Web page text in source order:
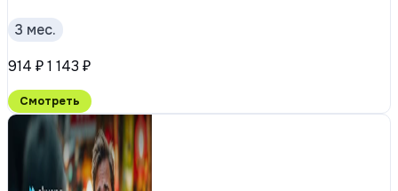
3 мес.
914 ₽1 143 ₽
Смотреть